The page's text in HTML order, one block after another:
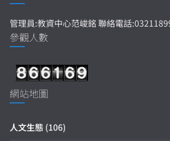
管理員:教資中心范峻銘 聯絡電話
參觀人數
網站地圖
人文生態 (106)